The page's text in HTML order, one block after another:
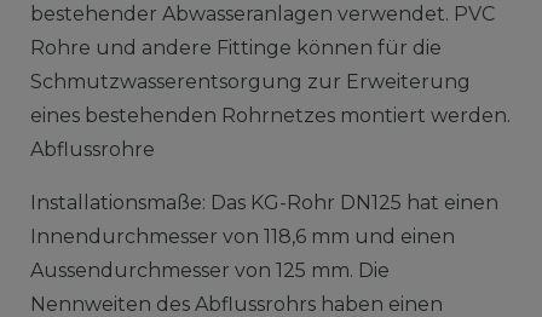
bestehender Abwasseranlagen verwendet. PVC
Rohre und andere Fittinge können für die
Schmutzwasserentsorgung zur Erweiterung
eines bestehenden Rohrnetzes montiert werden.
Abflussrohre
Installationsmaße: Das KG-Rohr DN125 hat einen
Innendurchmesser von 118,6 mm und einen
Aussendurchmesser von 125 mm. Die
Nennweiten des Abflussrohrs haben einen